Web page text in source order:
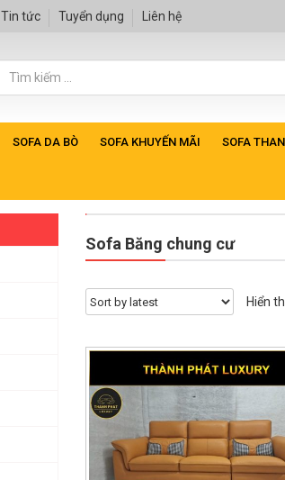
Tin tức Tuyển dụng Liên hệ
SOFA DA BÒ SOFA KHUYẾN MÃI SOFA
Sofa Băng chung cư
Hiển